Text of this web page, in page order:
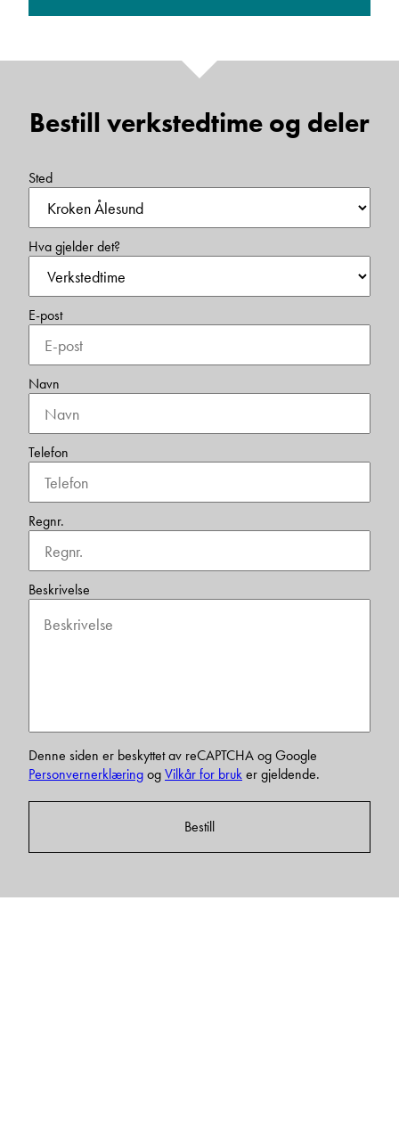
Bestill verkstedtime og deler
Sted
Hva gjelder det?
E-post
Navn
Telefon
Regnr.
Beskrivelse
Denne siden er beskyttet av reCAPTCHA og Google
PersonvernerklæringogVilkår for bruker gjeldende.
Bestill